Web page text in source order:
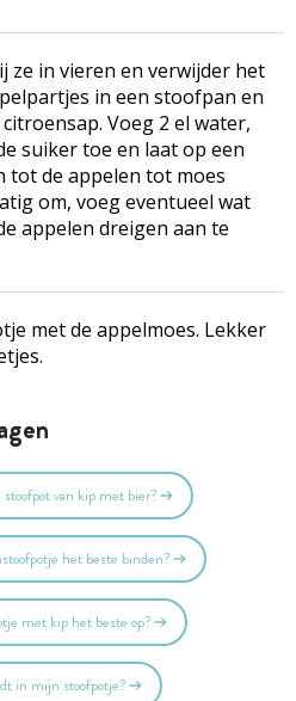
ze in vieren en verwijder het
in een stoofpan en
Voeg 2 el water,
suiker toe en laat op een
tot de appelen tot moes
om, voeg eventueel wat
appelen dreigen aan te
met de appelmoes. Lekker
van kip met bier?
het beste binden?
met kip het beste op?
in mijn stoofpotje?